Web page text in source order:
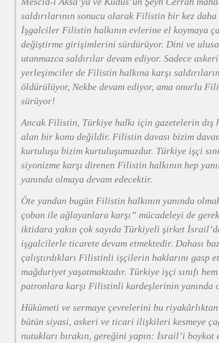
saldırılarının sonucu olarak Filistin bir kez daha
İşgalciler Filistin halkının evlerine el koymaya
değiştirme girişimlerini sürdürüyor. Dini ve
utanmazca saldırılar devam ediyor. Sadece
yerleşimciler de Filistin halkına karşı
öldürülüyor, Nekbe devam ediyor, ama onurlu
sürüyor!
Ancak Filistin, Türkiye halkı için gazetelerin dış
alan bir konu değildir. Filistin davası bizim
kurtuluşu bizim kurtuluşumuzdur. Türkiye işçi
siyonizme karşı direnen Filistin halkının hep
yanında olmaya devam edecektir.
Öte yandan bugün Filistin halkının yanında
çoban ile ağlayanlara karşı” mücadeleyi de
iktidara yakın çok sayıda Türkiyeli şirket
işgalcilerle ticarete devam etmektedir. Dahası
çalıştırdıkları Filistinli işçilerin haklarını gasp
mağduriyet yaşatmaktadır. Türkiye işçi sınıfı
patronlara karşı Filistinli kardeşlerinin yanında
Hükümeti ve sermaye çevrelerini bu
bütün siyasi, askeri ve ticari ilişkileri kesmeye
nutukları bırakın, gereğini yapın: İsrail’i boykot